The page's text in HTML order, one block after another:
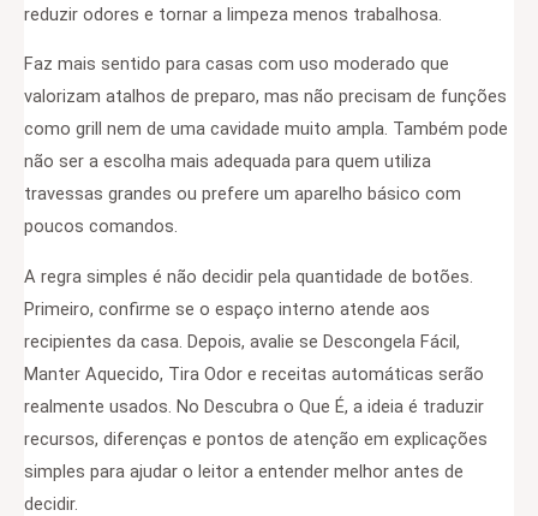
reduzir odores e tornar a limpeza menos trabalhosa.
Faz mais sentido para casas com uso moderado que
valorizam atalhos de preparo, mas não precisam de funções
como grill nem de uma cavidade muito ampla. Também pode
não ser a escolha mais adequada para quem utiliza
travessas grandes ou prefere um aparelho básico com
poucos comandos.
A regra simples é não decidir pela quantidade de botões.
Primeiro, confirme se o espaço interno atende aos
recipientes da casa. Depois, avalie se Descongela Fácil,
Manter Aquecido, Tira Odor e receitas automáticas serão
realmente usados. No Descubra o Que É, a ideia é traduzir
recursos, diferenças e pontos de atenção em explicações
simples para ajudar o leitor a entender melhor antes de
decidir.